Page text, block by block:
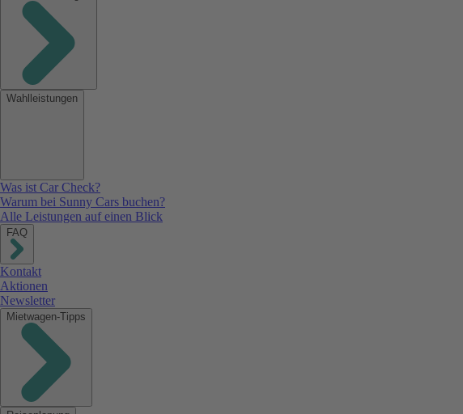
Wahlleistungen
Was ist Car Check?
Warum bei Sunny Cars buchen?
Alle Leistungen auf einen Blick
FAQ
Kontakt
Aktionen
Newsletter
Mietwagen-Tipps